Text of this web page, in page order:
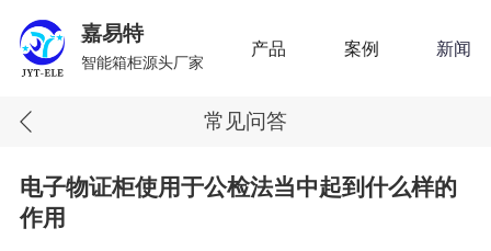
产品 案例 新闻
嘉易特
智能箱柜源头厂家
常见问答
电子物证柜使用于公检法当中起到什么样的
作用